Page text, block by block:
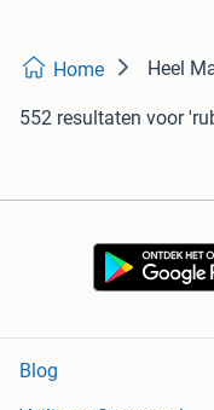
Home Heel
552 resultaten voor
Blog